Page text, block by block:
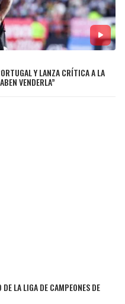
Y LANZA CRÍTICA A LA
VENDERLA”
LA LIGA DE CAMPEONES DE